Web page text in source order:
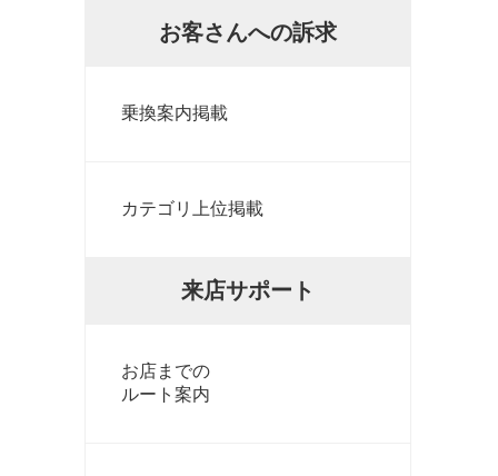
お客さんへの訴求
乗換案内掲載
カテゴリ上位掲載
来店サポート
お店までの
ルート案内